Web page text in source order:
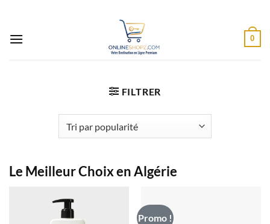
contenu
0
FILTRER
Le Meilleur Choix en Algérie
Promo !